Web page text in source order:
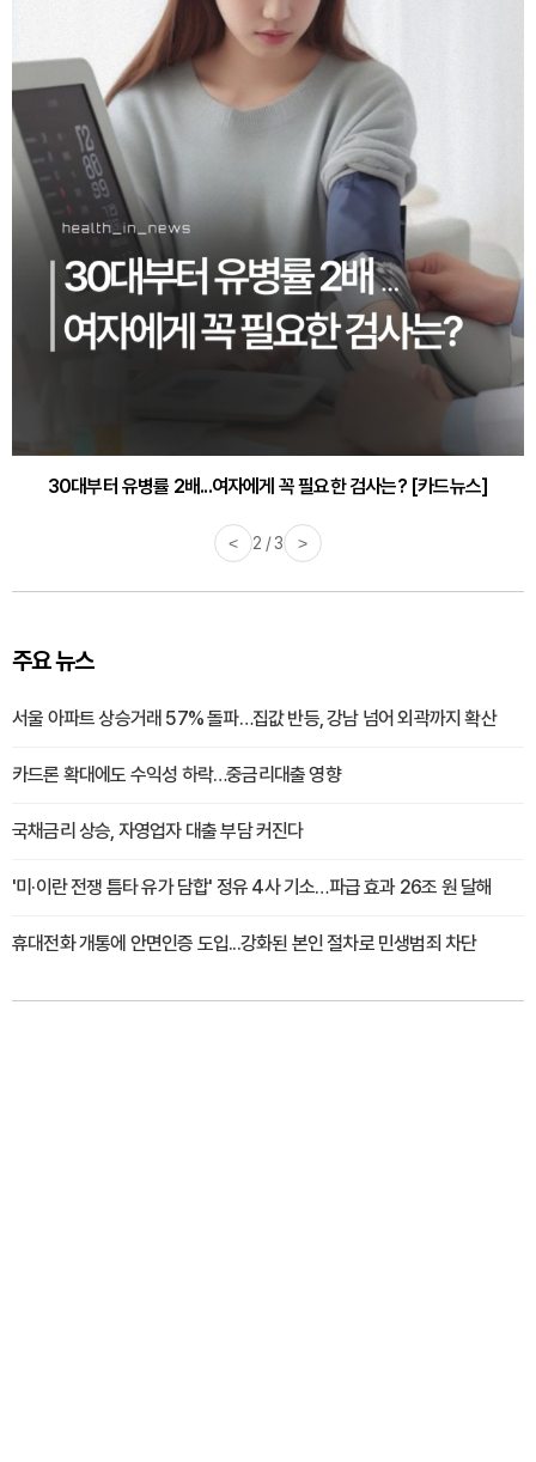
30대부터 유병률 2배...여자에게 꼭 필요한 검사는? [카드뉴스]
< 2 / 3 >
주요 뉴스
서울 아파트 상승거래 57% 돌파…집값 반등, 강남 넘어 외곽까지 확산
카드론 확대에도 수익성 하락…중금리대출 영향
국채금리 상승, 자영업자 대출 부담 커진다
'미·이란 전쟁 틈타 유가 담합' 정유 4사 기소…파급 효과 26조 원 달해
휴대전화 개통에 안면인증 도입...강화된 본인 절차로 민생범죄 차단